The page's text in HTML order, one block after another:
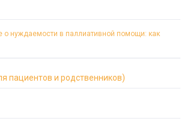
о нуждаемости в паллиативной помощи: как
пациентов и родственников)